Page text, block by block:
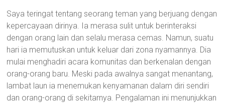
Saya teringat tentang seorang teman yang berjuang dengan
kepercayaan dirinya. Ia merasa sulit untuk berinteraksi
dengan orang lain dan selalu merasa cemas. Namun, suatu
hari ia memutuskan untuk keluar dari zona nyamannya. Dia
mulai menghadiri acara komunitas dan berkenalan dengan
orang-orang baru. Meski pada awalnya sangat menantang,
lambat laun ia menemukan kenyamanan dalam diri sendiri
dan orang-orang di sekitarnya. Pengalaman ini menunjukkan